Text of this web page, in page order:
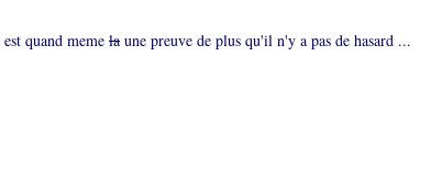
quand meme la une preuve de plus qu'il n'y a pas de hasard ...